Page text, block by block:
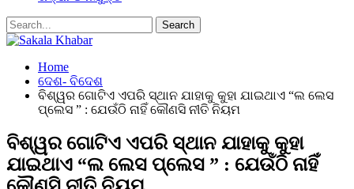
Home
ଦେଶ- ବିଦେଶ
ବିଶ୍ୱର ଗୋଟିଏ ଏପରି ସ୍ଥାନ ଯାହାକୁ କୁହା ଯାଇଥାଏ “ଲ ଲେସ
ପ୍ଲେସ ” : ଯେଉଁଠି ନାହିଁ କୌଣସି ନୀତି ନିୟମ
ବିଶ୍ୱର ଗୋଟିଏ ଏପରି ସ୍ଥାନ ଯାହାକୁ କୁହା
ଯାଇଥାଏ “ଲ ଲେସ ପ୍ଲେସ ” : ଯେଉଁଠି ନାହିଁ